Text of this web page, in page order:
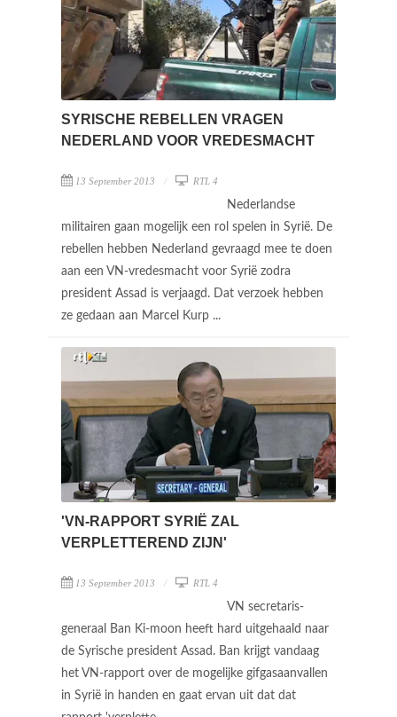
SYRISCHE REBELLEN VRAGEN
NEDERLAND VOOR VREDESMACHT
13 September 2013 RTL 4
Nederlandse
militairen gaan mogelijk een rol spelen in Syrië. De
rebellen hebben Nederland gevraagd mee te doen
aan een VN-vredesmacht voor Syrië zodra
president Assad is verjaagd. Dat verzoek hebben
ze gedaan aan Marcel Kurp ...
'VN-RAPPORT SYRIË ZAL
VERPLETTEREND ZIJN'
13 September 2013 RTL 4
VN secretaris-
generaal Ban Ki-moon heeft hard uitgehaald naar
de Syrische president Assad. Ban krijgt vandaag
het VN-rapport over de mogelijke gifgasaanvallen
in Syrië in handen en gaat ervan uit dat dat